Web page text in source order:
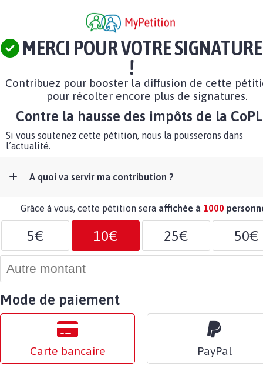
MERCI POUR VOTRE SIGNATURE
!
Contribuez pour booster la diffusion de cette
pour récolter encore plus de signatures.
Contre la hausse des impôts de la
Si vous soutenez cette pétition, nous la pousserons dans
l’actualité.
A quoi va servir ma contribution ?
Grâce à vous, cette pétition sera affichée à 1000
5€ 10€ 25€ 50€
Mode de paiement
Carte bancaire PayPal